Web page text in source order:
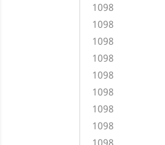
1098
1098
1098
1098
1098
1098
1098
1098